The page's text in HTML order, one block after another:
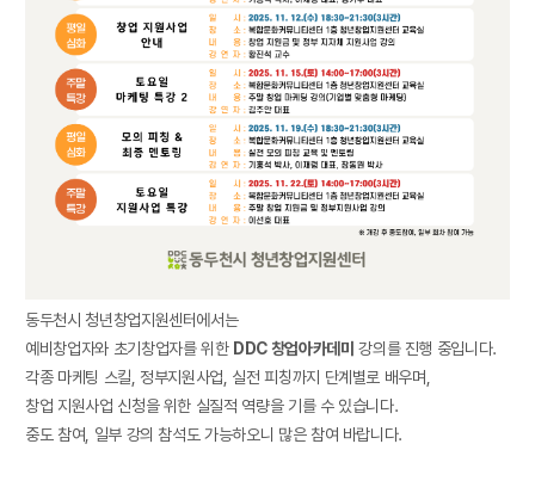
동두천시 청년창업지원센터에서는
예비창업자와 초기창업자를 위한 DDC 창업아카데미 강의를 진행 중입니다.
각종 마케팅 스킬, 정부지원사업, 실전 피칭까지 단계별로 배우며,
창업 지원사업 신청을 위한 실질적 역량을 기를 수 있습니다.
중도 참여, 일부 강의 참석도 가능하오니 많은 참여 바랍니다.